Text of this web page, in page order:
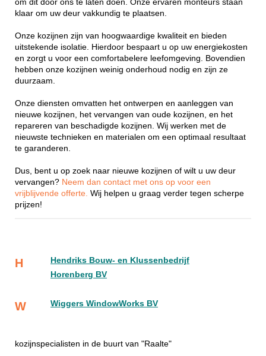
om dit door ons te laten doen. Onze ervaren monteurs staan
klaar om uw deur vakkundig te plaatsen.
Onze kozijnen zijn van hoogwaardige kwaliteit en bieden
uitstekende isolatie. Hierdoor bespaart u op uw energiekosten
en zorgt u voor een comfortabelere leefomgeving. Bovendien
hebben onze kozijnen weinig onderhoud nodig en zijn ze
duurzaam.
Onze diensten omvatten het ontwerpen en aanleggen van
nieuwe kozijnen, het vervangen van oude kozijnen, en het
repareren van beschadigde kozijnen. Wij werken met de
nieuwste technieken en materialen om een optimaal resultaat
te garanderen.
Dus, bent u op zoek naar nieuwe kozijnen of wilt u uw deur
vervangen? Neem dan contact met ons op voor een
vrijblijvende offerte. Wij helpen u graag verder tegen scherpe
prijzen!
H
Hendriks Bouw- en Klussenbedrijf
Horenberg BV
W Wiggers WindowWorks BV
kozijnspecialisten in de buurt van "Raalte"